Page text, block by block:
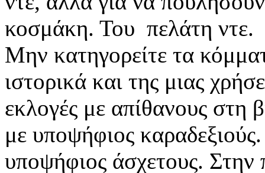
κοσμάκη. Του πελάτη ντε.
Μην κατηγορείτε τα
ιστορικά και της μιας
εκλογές με απίθανους στη
με υποψήφιος
υποψήφιος άσχετους. Στην